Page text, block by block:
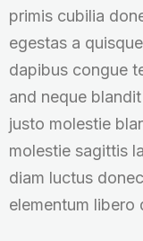
primis cubilia
egestas a
dapibus congue
and neque
justo molestie
molestie sagittis
diam luctus
elementum libero